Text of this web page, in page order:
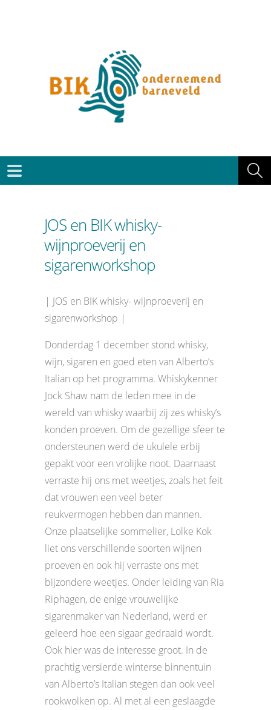
JOS en BIK whisky-
wijnproeverij en
sigarenworkshop
| JOS en BIK whisky- wijnproeverij en
sigarenworkshop |
Donderdag 1 december stond whisky,
wijn, sigaren en goed eten van Alberto’s
Italian op het programma. Whiskykenner
Jock Shaw nam de leden mee in de
wereld van whisky waarbij zij zes whisky’s
konden proeven. Om de gezellige sfeer te
ondersteunen werd de ukulele erbij
gepakt voor een vrolijke noot. Daarnaast
verraste hij ons met weetjes, zoals het feit
dat vrouwen een veel beter
reukvermogen hebben dan mannen.
Onze plaatselijke sommelier, Lolke Kok
liet ons verschillende soorten wijnen
proeven en ook hij verraste ons met
bijzondere weetjes. Onder leiding van Ria
Riphagen, de enige vrouwelijke
sigarenmaker van Nederland, werd er
geleerd hoe een sigaar gedraaid wordt.
Ook hier was de interesse groot. In de
prachtig versierde winterse binnentuin
van Alberto’s Italian stegen dan ook veel
rookwolken op. Al met al een geslaagde